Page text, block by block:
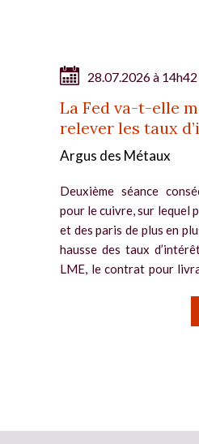
28.07.2026 à 14h42
La Fed va-t-elle
relever les taux
Argus des Métaux
Deuxième séance
pour le cuivre, sur lequel
et des paris de plus en
hausse des taux
LME, le contrat pour